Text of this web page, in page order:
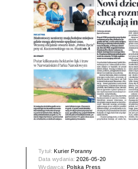
Tytuł: Kurier Poranny
Data wydania:2026-05-20
Wydawca: Polska Press